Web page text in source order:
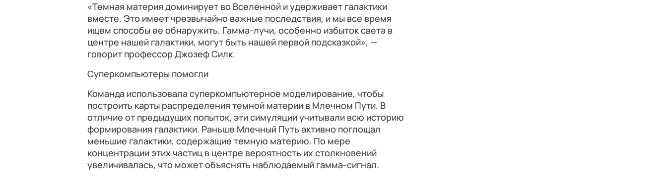
«Темная материя доминирует во Вселенной и удерживает галактики
вместе. Это имеет чрезвычайно важные последствия, и мы все время
ищем способы ее обнаружить. Гамма-лучи, особенно избыток света в
центре нашей галактики, могут быть нашей первой подсказкой», —
говорит профессор Джозеф Силк.
Суперкомпьютеры помогли
Команда использовала суперкомпьютерное моделирование, чтобы
построить карты распределения темной материи в Млечном Пути. В
отличие от предыдущих попыток, эти симуляции учитывали всю историю
формирования галактики. Раньше Млечный Путь активно поглощал
меньшие галактики, содержащие темную материю. По мере
концентрации этих частиц в центре вероятность их столкновений
увеличивалась, что может объяснять наблюдаемый гамма-сигнал.